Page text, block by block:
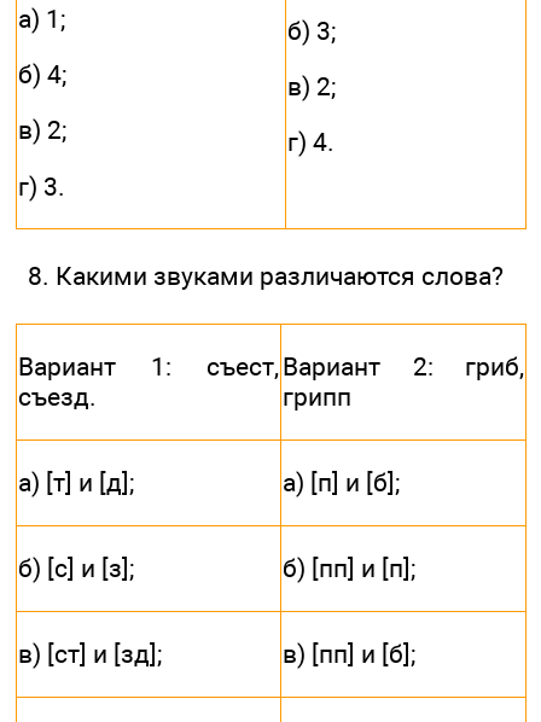
а) 1;
б) 4;
в) 2;
г) 3.
б) 3;
в) 2;
г) 4.
8. Какими звуками различаются слова?
Вариант 1: съест,
съезд.
Вариант 2: гриб,
грипп
а) [т] и [д]; а) [п] и [б];
б) [с] и [з]; б) [пп] и [п];
в) [ст] и [зд]; в) [пп] и [б];